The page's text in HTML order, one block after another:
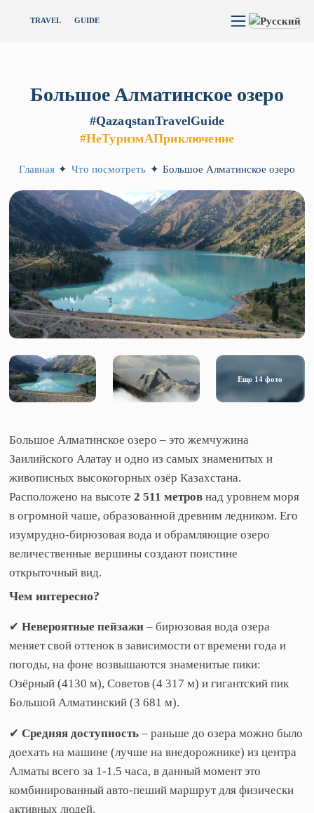
TRAVEL GUIDE
Большое Алматинское озеро
#QazaqstanTravelGuide
#НеТуризмАПриключение
Главная ✦ Что посмотреть ✦ Большое Алматинское озеро
Еще 14 фото
Большое Алматинское озеро – это жемчужина
Заилийского Алатау и одно из самых знаменитых и
живописных высокогорных озёр Казахстана.
Расположено на высоте2 511 метров над уровнем моря
в огромной чаше, образованной древним ледником. Его
изумрудно-бирюзовая вода и обрамляющие озеро
величественные вершины создают поистине
открыточный вид.
Чем интересно?
✔Невероятные пейзажи – бирюзовая вода озера
меняет свой оттенок в зависимости от времени года и
погоды, на фоне возвышаются знаменитые пики:
Озёрный (4130 м), Советов (4 317 м) и гигантский пик
Большой Алматинский (3 681 м).
✔Средняя доступность– раньше до озера можно было
доехать на машине (лучше на внедорожнике) из центра
Алматы всего за 1-1.5 часа, в данный момент это
комбинированный авто-пеший маршрут для физически
активных людей.